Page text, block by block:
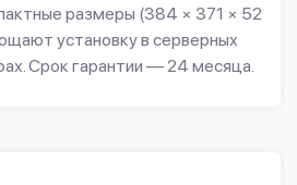
размеры (384 × 371 × 52
установку в серверных
Срок гарантии — 24 месяца.